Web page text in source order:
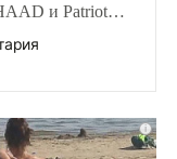
и Patriot
более трех
война с
период